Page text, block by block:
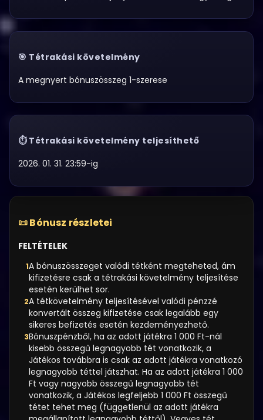
Tétrakási követelmény
A megnyert bónuszösszeg 1-szerese
Tétrakási követelmény teljesíthető
2026. 01. 31. 23:59-ig
📜 Bónusz részletei
FELTÉTELEK
1A bónuszösszeget valódi tétként megteheted, ám
kifizetésre csak a tétrakási követelmény teljesítése
esetén kerülhet sor.
2A tétkövetelmény teljesítésével valódi pénzzé
konvertált összeg kifizetése csak legalább egy
sikeres befizetés esetén kezdeményezhető.
3Bónuszpénzből, ha az adott játékra 1 000 Ft-nál
kisebb összegű legnagyobb tét vonatkozik, a
Játékos továbbra is csak az adott játékra vonatkozó
legnagyobb téttel játszhat. Ha az adott játékra 1 000
Ft vagy nagyobb összegű legnagyobb tét
vonatkozik, a Játékos legfeljebb 1 000 Ft összegű
tétet tehet meg (függetlenül az adott játékra